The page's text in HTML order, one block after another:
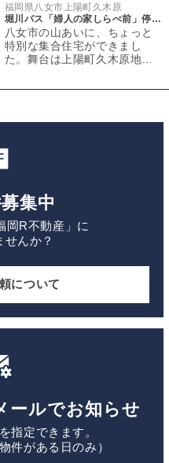
福岡県八女市上陽町久木原
堀川バス「婦人の家しらべ前」停 徒歩1分
八女市の山あいに、ちょっと
特別な集合住宅ができまし
た。舞台は上陽町久木原地
集中
岡R不動産」に
んか？
について
ールでお知らせ
指定できます。
件がある日のみ）